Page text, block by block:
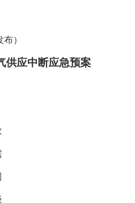
）
供应中断应急预案